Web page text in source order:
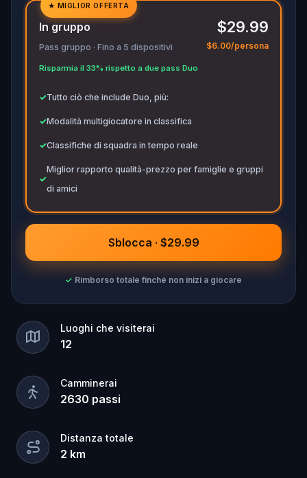
✓
✓
★ MIGLIOR OFFERTA
In gruppo
Pass gruppo · Fino a 5 dispositivi
Risparmia il 33% rispetto a due pass Duo
$29.99
$6.00/persona
✓Tutto ciò che include Duo, più:
✓Modalità multigiocatore in classifica
✓Classifiche di squadra in tempo reale
✓
Miglior rapporto qualità-prezzo per famiglie e gruppi
di amici
Sblocca · $29.99
✓ Rimborso totale finché non inizi a giocare
Luoghi che visiterai
12
Camminerai
2630 passi
Distanza totale
2 km